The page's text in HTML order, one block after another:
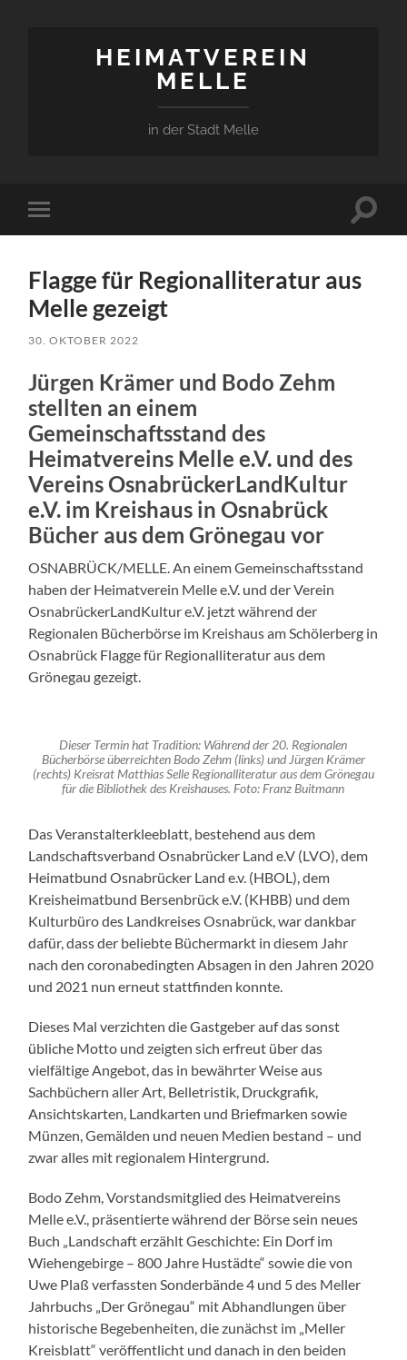
HEIMATVEREIN
MELLE
in der Stadt Melle
Mobile-
Menü
Flagge für Regionalliteratur aus
Melle gezeigt
30. OKTOBER 2022
Jürgen Krämer und Bodo Zehm
stellten an einem
Gemeinschaftsstand des
Heimatvereins Melle e.V. und des
Vereins OsnabrückerLandKultur
e.V. im Kreishaus in Osnabrück
Bücher aus dem Grönegau vor
OSNABRÜCK/MELLE. An einem Gemeinschaftsstand
haben der Heimatverein Melle e.V. und der Verein
OsnabrückerLandKultur e.V. jetzt während der
Regionalen Bücherbörse im Kreishaus am Schölerberg in
Osnabrück Flagge für Regionalliteratur aus dem
Grönegau gezeigt.
Dieser Termin hat Tradition: Während der 20. Regionalen
Bücherbörse überreichten Bodo Zehm (links) und Jürgen Krämer
(rechts) Kreisrat Matthias Selle Regionalliteratur aus dem Grönegau
für die Bibliothek des Kreishauses. Foto: Franz Buitmann
Das Veranstalterkleeblatt, bestehend aus dem
Landschaftsverband Osnabrücker Land e.V (LVO), dem
Heimatbund Osnabrücker Land e.v. (HBOL), dem
Kreisheimatbund Bersenbrück e.V. (KHBB) und dem
Kulturbüro des Landkreises Osnabrück, war dankbar
dafür, dass der beliebte Büchermarkt in diesem Jahr
nach den coronabedingten Absagen in den Jahren 2020
und 2021 nun erneut stattfinden konnte.
Dieses Mal verzichten die Gastgeber auf das sonst
übliche Motto und zeigten sich erfreut über das
vielfältige Angebot, das in bewährter Weise aus
Sachbüchern aller Art, Belletristik, Druckgrafik,
Ansichtskarten, Landkarten und Briefmarken sowie
Münzen, Gemälden und neuen Medien bestand – und
zwar alles mit regionalem Hintergrund.
Bodo Zehm, Vorstandsmitglied des Heimatvereins
Melle e.V., präsentierte während der Börse sein neues
Buch „Landschaft erzählt Geschichte: Ein Dorf im
Wiehengebirge – 800 Jahre Hustädte“ sowie die von
Uwe Plaß verfassten Sonderbände 4 und 5 des Meller
Jahrbuchs „Der Grönegau“ mit Abhandlungen über
historische Begebenheiten, die zunächst im „Meller
Kreisblatt“ veröffentlicht und danach in den beiden